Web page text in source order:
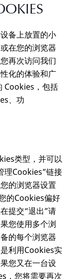
备上放置的小
在您的浏览器
再次访问我们
化的体验和广
Cookies，包括
、功
类型，并可以
理Cookies”链接
的浏览器设置
的Cookies偏好
提交“退出”请
您使用多个浏
的每个浏览器
利用Cookies实
您又在一台设
，您将需要再次